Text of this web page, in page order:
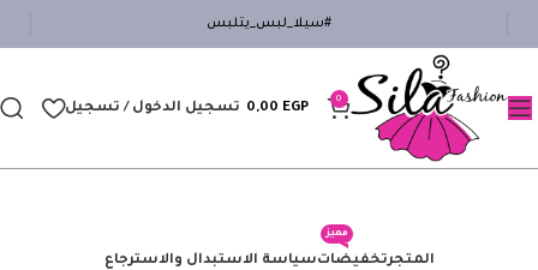
#سيلا_لبس_يتلبس
0
0,00 EGP تسجيل الدخول / تسجيل
المتجرتخفيضات
مميز
سياسة الاستبدال والاسترجاع